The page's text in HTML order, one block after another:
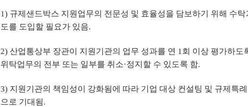
1) 규제샌드박스 지원업무의 전문성 및 효율성을 담보하기 위해 수
도를 도입할 필요가 있음.
2) 산업통상부 장관이 지원기관의 업무 성과를 연 1회 이상 평가하
위탁업무의 전부 또는 일부를 취소·정지할 수 있도록 함.
3) 지원기관의 책임성이 강화됨에 따라 기업 대상 컨설팅 및 규제특
으로 기대됨.